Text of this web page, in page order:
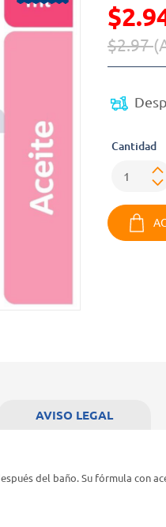
Precio
$2.97
Cantidad
del baño. Su fórmula con
AVISO LEGAL